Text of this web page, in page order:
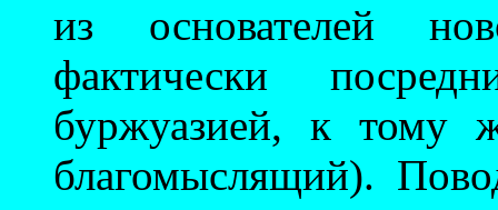
из основателей
фактически
буржуазией, к тому
благомыслящий).